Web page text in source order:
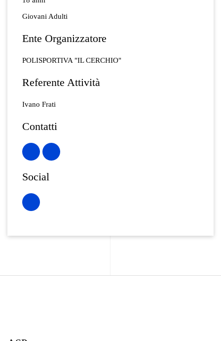
Giovani Adulti
Ente Organizzatore
POLISPORTIVA "IL CERCHIO"
Referente Attività
Ivano Frati
Contatti
Social